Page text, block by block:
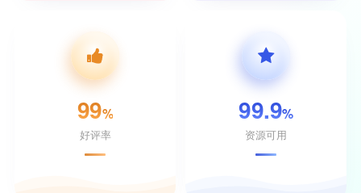
99%
好评率
99.9%
资源可用